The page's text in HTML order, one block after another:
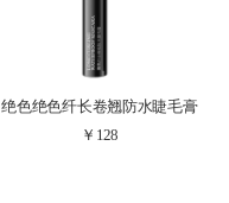
绝色绝色纤长卷翘防水睫毛膏
质地轻盈 显色纯正
￥128